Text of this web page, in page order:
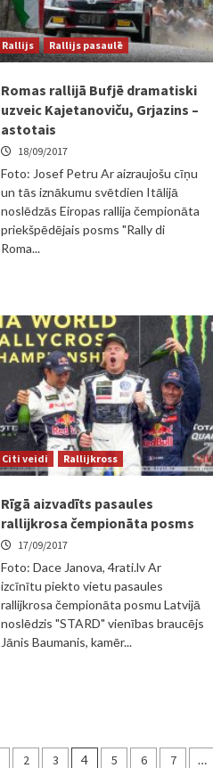
Rallijs Rallijs pasaulē
Romas rallijā Bufjē dramatiski
uzveic Kajetanoviču, Grjazins –
astotais
18/09/2017
Foto: Josef Petru Ar aizraujošu cīņu
un tās iznākumu svētdien Itālijā
noslēdzās Eiropas rallija čempionāta
priekšpēdējais posms "Rally di
Roma...
Citi veidi Rallijkross
Rīgā aizvadīts pasaules
rallijkrosa čempionāta posms
17/09/2017
Foto: Dace Janova, 4rati.lv Ar
izcīnītu piekto vietu pasaules
rallijkrosa čempionāta posmu Latvijā
noslēdzis "STARD" vienības braucējs
Jānis Baumanis, kamēr...
2 3 4 5 6 7 …